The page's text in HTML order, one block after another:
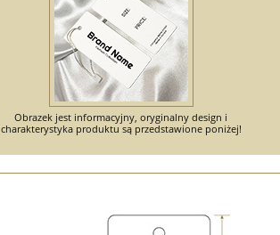
Obrazek jest informacyjny, oryginalny design i
charakterystyka produktu są przedstawione poniżej!